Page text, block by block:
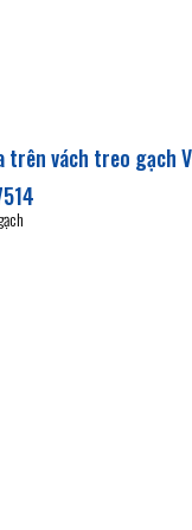
trên vách treo gạch